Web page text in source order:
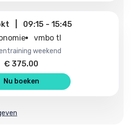
09:15 - 15:45
vmbo tl
weekend
€ 375.00
Nu boeken